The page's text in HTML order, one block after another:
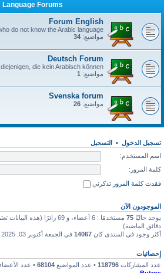
Language Forums
Forum English
do not know the Arabic language
مواضيع: 34
Deutsch Forum
die kein Arabisch können
مواضيع: 1
Svenska forum
مواضيع: 26
تسجيل الدخول • التسجيل
اسم المستخدم:
كلمة المرور:
فقدت كلمة المرور تذكرني
الموجودون الآن
يوجد حاليًا 75
دقائق الماضية)
أكثر وجود في المنتدى كان 14067 في الجمعة أكتوبر 03, 2025 4:13 pm
إحصائيات
عدد المشاركات 118796 • عدد المواضيع 68104 • عدد الأعضاء